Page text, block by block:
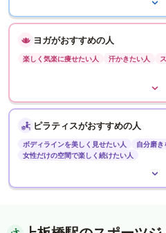
ヨガがおすすめの人
楽しく気楽に痩せたい人 汗かきたい人
ピラティスがおすすめの人
ボディラインを美しく見せたい人
自分磨き
女性だけの空間で楽しく続けたい人